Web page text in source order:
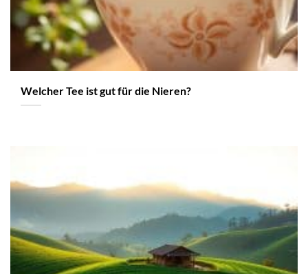
Welcher Tee ist gut für die Nieren?